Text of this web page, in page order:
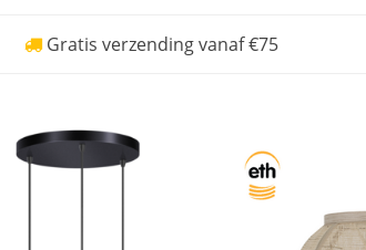
Gratis verzending vanaf €75